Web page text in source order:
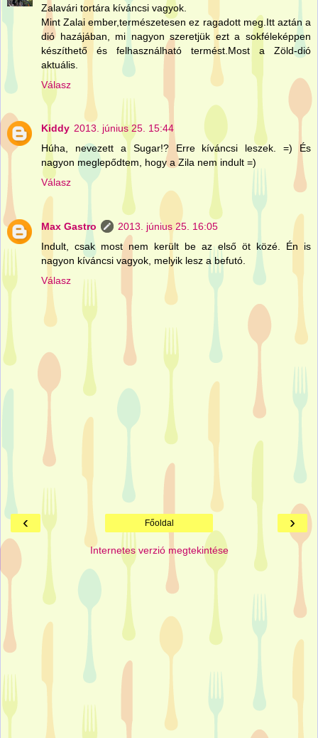
Zalavári tortára kíváncsi vagyok.
Mint Zalai ember,természetesen ez ragadott meg.Itt aztán a
dió hazájában, mi nagyon szeretjük ezt a sokféleképpen
készíthető és felhasználható termést.Most a Zöld-dió
aktuális.
Válasz
Kiddy 2013. június 25. 15:44
Húha, nevezett a Sugar!? Erre kíváncsi leszek. =) És
nagyon meglepődtem, hogy a Zila nem indult =)
Válasz
Max Gastro
2013. június 25. 16:05
Indult, csak most nem került be az első öt közé. Én is
nagyon kíváncsi vagyok, melyik lesz a befutó.
Válasz
‹ ›
Főoldal
Internetes verzió megtekintése